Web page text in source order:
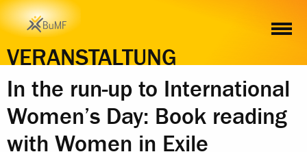
VERANSTALTUNG
ZEIT ORT
In the run-up to International
Women’s Day: Book reading
with Women in Exile